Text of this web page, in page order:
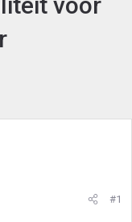
#1